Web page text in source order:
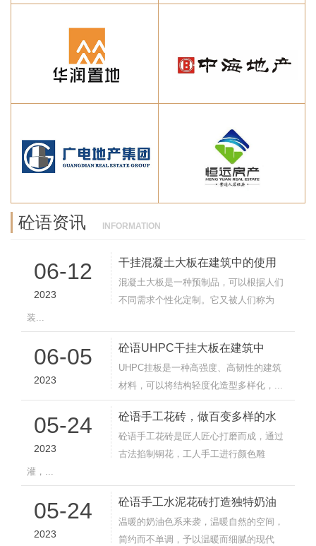
砼语资讯 INFORMATION
06-12
2023
干挂混凝土大板在建筑中的使用
混凝土大板是一种预制品，可以根据人们
不同需求个性化定制。它又被人们称为
装...
06-05
2023
砼语UHPC干挂大板在建筑中
UHPC挂板是一种高强度、高韧性的建筑
材料，可以将结构轻度化造型多样化，...
05-24
2023
砼语手工花砖，做百变多样的水
砼语手工花砖是匠人匠心打磨而成，通过
古法掐制铜花，工人手工进行颜色雕
灌，...
05-24
2023
砼语手工水泥花砖打造独特奶油
温暖的奶油色系来袭，温暖自然的空间，
简约而不单调，予以温暖而细腻的现代